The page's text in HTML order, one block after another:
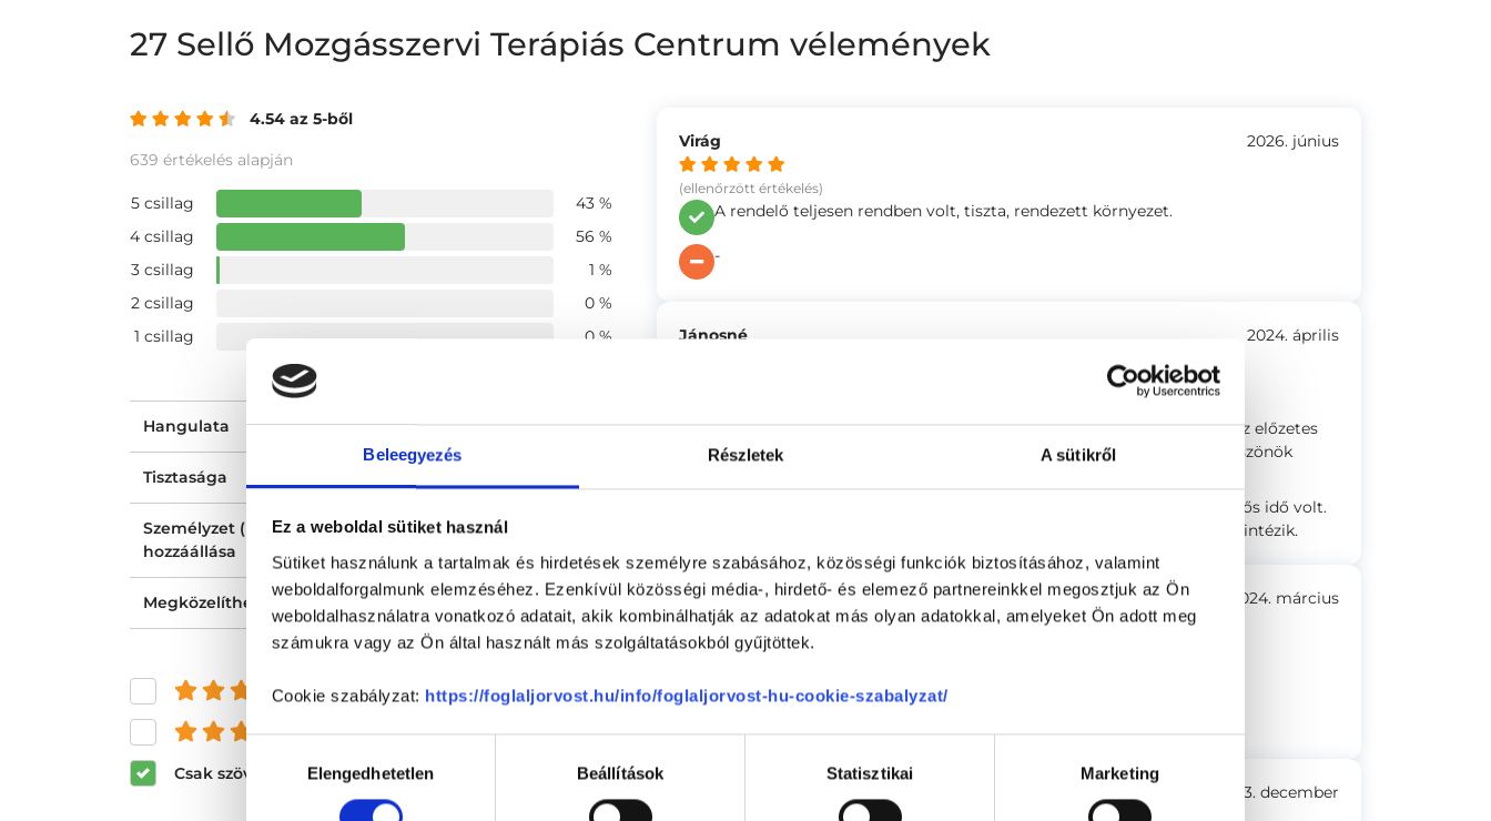
Beleegyezés Részletek A sütikről
Ez a weboldal sütiket használ
Sütiket használunk a tartalmak és hirdetések személyre szabásához, közösségi funkciók biztosításához, valamint
weboldalforgalmunk elemzéséhez. Ezenkívül közösségi média-, hirdető- és elemező partnereinkkel megosztjuk az Ön
weboldalhasználatra vonatkozó adatait, akik kombinálhatják az adatokat más olyan adatokkal, amelyeket Ön adott meg
számukra vagy az Ön által használt más szolgáltatásokból gyűjtöttek.
Cookie szabályzat: https://foglaljorvost.hu/info/foglaljorvost-hu-cookie-szabalyzat/
Hozzájárulás
kiválasztásaElengedhetetlen Beállítások Statisztikai Marketing
27 Sellő Mozgásszervi Terápiás Centrum vélemények
4.54 az 5-ből
639 értékelés alapján
5 csillag
43 %
4 csillag
56 %
3 csillag
1 %
2 csillag
0 %
1 csillag
0 %
Hangulata 4.43
Tisztasága
Személyzet (recepció, nővér, asszisztens)
hozzáállása
Megközelíthetősége 4.46
és felette
és felette
Csak szöveges értékelések megjelenítése
Virág
(ellenőrzött értékelés)
2026. június
A rendelő teljesen rendben volt, tiszta, rendezett környezet.
-
Jánosné 2024. április
Maga az orvos!, annak ellenére, hogy többször belém szúrt. Sugárzó
szakértelme, valódi odafigyelése a betegre megerősítette bennem az előzetes
bizalmat. És gondol a beteg további mindennapjaira is. Ezúttal is köszönök
A váróban nincs villany (legalábbis ahol én ültem), és aznap sötét, esős idő volt.
De -- mentségükre gondolom -- ezt egész az épületben központilag intézik.
Melinda
(ellenőrzött értékelés)
2024. március
2023. december